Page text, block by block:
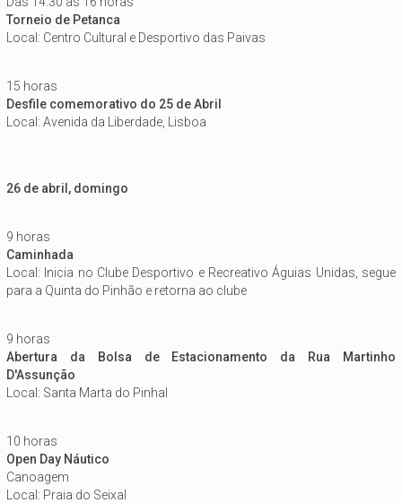
Torneio de Petanca
Local: Centro Cultural e Desportivo das Paivas
15 horas
Desfile comemorativo do 25 de Abril
Local: Avenida da Liberdade, Lisboa
26 de abril, domingo
9 horas
Caminhada
Local: Inicia no Clube Desportivo e Recreativo Águias Unidas, segue
para a Quinta do Pinhão e retorna ao clube
9 horas
Abertura da Bolsa de Estacionamento da Rua Martinho
D'Assunção
Local: Santa Marta do Pinhal
10 horas
Open Day Náutico
Canoagem
Local: Praia do Seixal